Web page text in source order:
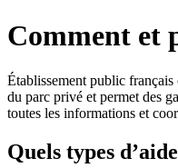
Comment et
Établissement public
du parc privé et permet des
toutes les informations et
Quels types